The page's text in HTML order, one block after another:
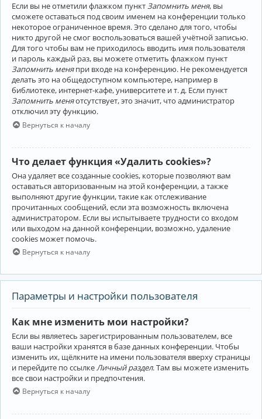
Если вы не отметили флажком пунктЗапомнить меня, вы
сможете оставаться под своим именем на конференции только
некоторое ограниченное время. Это сделано для того, чтобы
никто другой не смог воспользоваться вашей учётной записью.
Для того чтобы вам не приходилось вводить имя пользователя
и пароль каждый раз, вы можете отметить флажком пункт
Запомнить меняпри входе на конференцию. Не рекомендуется
делать это на общедоступном компьютере, например в
библиотеке, интернет-кафе, университете и т. д. Если пункт
Запомнить меняотсутствует, это значит, что администратор
отключил эту функцию.
Вернуться к началу
Что делает функция «Удалить cookies»?
Она удаляет все созданные cookies, которые позволяют вам
оставаться авторизованным на этой конференции, а также
выполняют другие функции, такие как отслеживание
прочитанных сообщений, если эта возможность включена
администратором. Если вы испытываете трудности со входом
или выходом на данной конференции, возможно, удаление
cookies может помочь.
Вернуться к началу
Параметры и настройки пользователя
Как мне изменить мои настройки?
Если вы являетесь зарегистрированным пользователем, все
ваши настройки хранятся в базе данных конференции. Чтобы
изменить их, щёлкните на имени пользователя вверху страницы
и перейдите по ссылке Личный раздел. Там вы можете изменить
все свои настройки и предпочтения.
Вернуться к началу